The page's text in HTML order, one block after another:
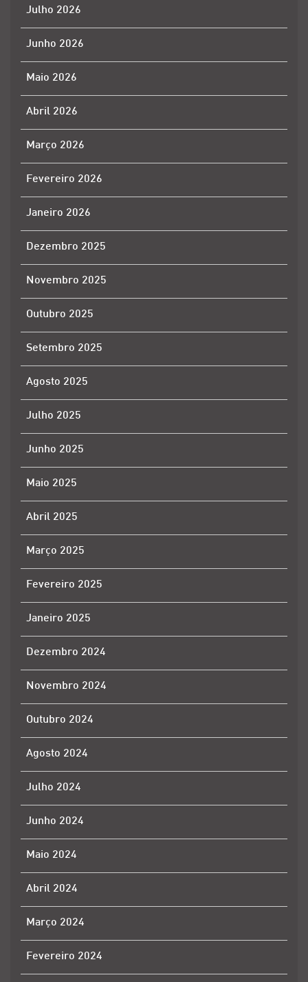
Julho 2026
Junho 2026
Maio 2026
Abril 2026
Março 2026
Fevereiro 2026
Janeiro 2026
Dezembro 2025
Novembro 2025
Outubro 2025
Setembro 2025
Agosto 2025
Julho 2025
Junho 2025
Maio 2025
Abril 2025
Março 2025
Fevereiro 2025
Janeiro 2025
Dezembro 2024
Novembro 2024
Outubro 2024
Agosto 2024
Julho 2024
Junho 2024
Maio 2024
Abril 2024
Março 2024
Fevereiro 2024